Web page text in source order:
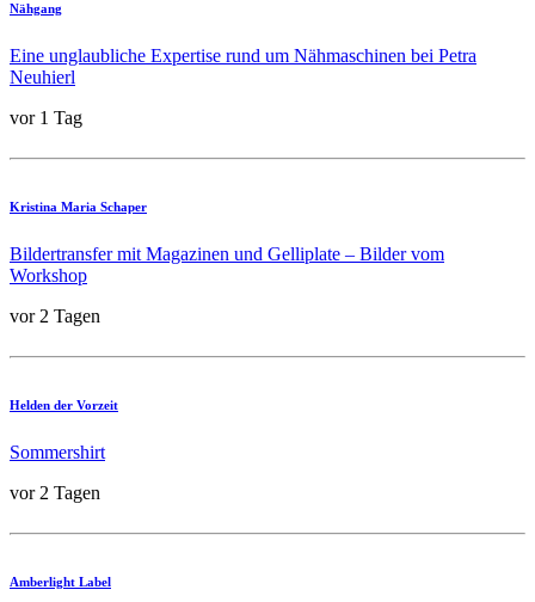
Nähgang
Eine unglaubliche Expertise rund um Nähmaschinen bei Petra
Neuhierl
vor 1 Tag
Kristina Maria Schaper
Bildertransfer mit Magazinen und Gelliplate – Bilder vom
Workshop
vor 2 Tagen
Helden der Vorzeit
Sommershirt
vor 2 Tagen
Amberlight Label